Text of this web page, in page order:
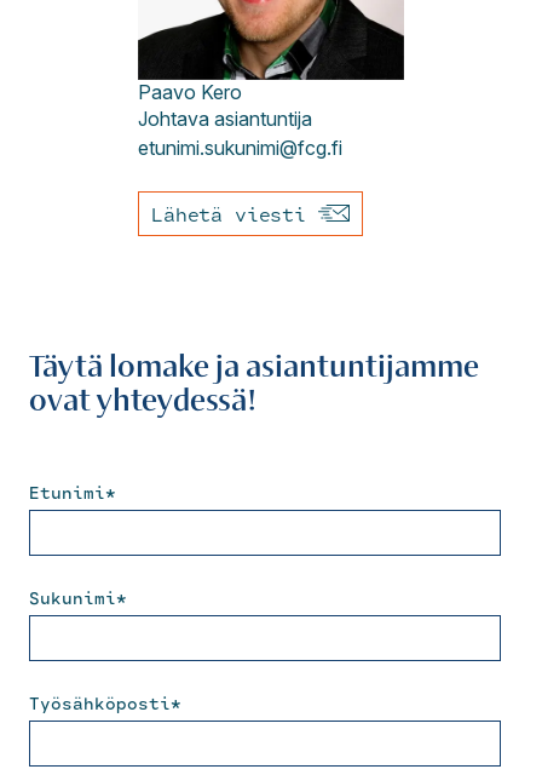
Paavo Kero
Johtava asiantuntija
etunimi.sukunimi@fcg.fi
Lähetä viesti
Täytä lomake ja asiantuntijamme
ovat yhteydessä!
Etunimi*
Sukunimi*
Työsähköposti*